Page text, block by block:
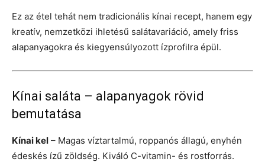
Ez az étel tehát nem tradicionális kínai recept, hanem egy
kreatív, nemzetközi ihletésű salátavariáció, amely friss
alapanyagokra és kiegyensúlyozott ízprofilra épül.
Kínai saláta – alapanyagok rövid
bemutatása
Kínai kel – Magas víztartalmú, roppanós állagú, enyhén
édeskés ízű zöldség. Kiváló C-vitamin- és rostforrás.